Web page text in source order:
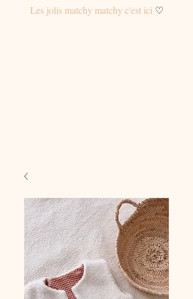
Les jolis matchy matchy c'est ici♡